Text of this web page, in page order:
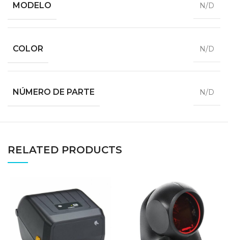
MODELO N/D
COLOR N/D
NÚMERO DE PARTE N/D
RELATED PRODUCTS